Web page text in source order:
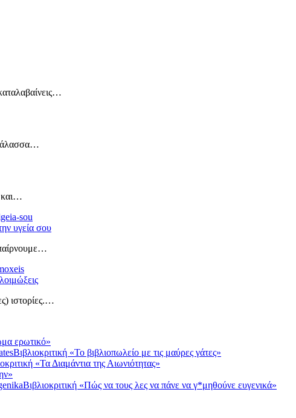
και…
υγεία σου
ιστορίες.…
ερωτικό»
Βιβλιοκριτική «Το βιβλιοπωλείο με τις μαύρες γάτες»
«Τα Διαμάντια της Αιωνιότητας»
Βιβλιοκριτική «Πώς να τους λες να πάνε να γ*μηθούνε ευγενικά»